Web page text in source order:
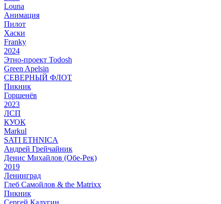
Louna
Анимация
Пилот
Хаски
Franky
2024
Этно-проект Todosh
Green Apelsin
СЕВЕРНЫЙ ФЛОТ
Пикник
Горшенёв
2023
ЛСП
КУОК
Markul
SATI ETHNICA
Андрей Грейчайник
Денис Михайлов (Обе-Рек)
2019
Ленинград
Глеб Самойлов & the Matrixx
Пикник
Сергей Калугин